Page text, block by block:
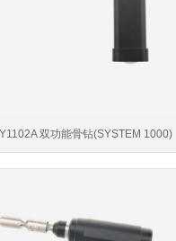
双功能骨钻(SYSTEM 1000)